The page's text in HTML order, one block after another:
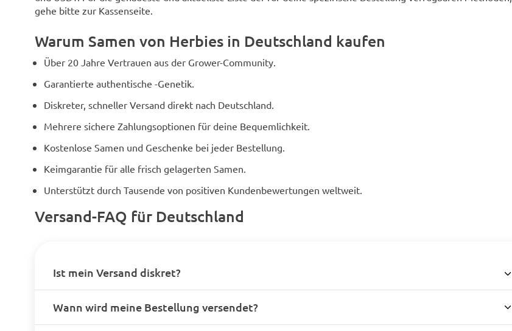
gehe bitte zur Kassenseite.
Warum Samen von Herbies in Deutschland kaufen
Über 20 Jahre Vertrauen aus der Grower-Community.
Garantierte authentische -Genetik.
Diskreter, schneller Versand direkt nach Deutschland.
Mehrere sichere Zahlungsoptionen für deine Bequemlichkeit.
Kostenlose Samen und Geschenke bei jeder Bestellung.
Keimgarantie für alle frisch gelagerten Samen.
Unterstützt durch Tausende von positiven Kundenbewertungen weltweit.
Versand-FAQ für Deutschland
Ist mein Versand diskret?
Wann wird meine Bestellung versendet?